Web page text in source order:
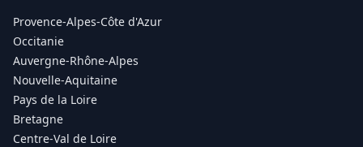
Provence-Alpes-Côte d'Azur
Occitanie
Auvergne-Rhône-Alpes
Nouvelle-Aquitaine
Pays de la Loire
Bretagne
Centre-Val de Loire